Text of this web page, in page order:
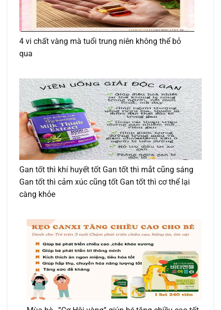
4 vi chất vàng mà tuổi trung niên không thể bỏ
qua
Gan tốt thì khí huyết tốt Gan tốt thì mắt cũng sáng
Gan tốt thì cảm xúc cũng tốt Gan tốt thì cơ thể lại
càng khỏe